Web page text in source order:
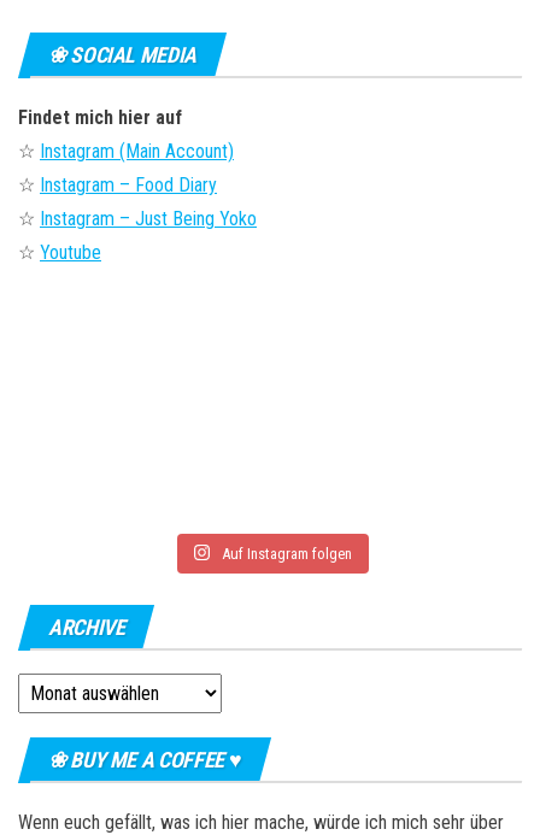
❀ SOCIAL MEDIA
Findet mich hier auf
☆ Instagram (Main Account)
☆ Instagram – Food Diary
☆ Instagram – Just Being Yoko
☆ Youtube
Auf Instagram folgen
ARCHIVE
Archive
❀ BUY ME A COFFEE ♥
Wenn euch gefällt, was ich hier mache, würde ich mich sehr über